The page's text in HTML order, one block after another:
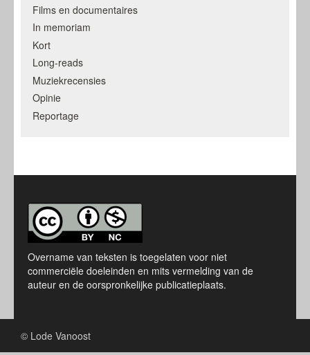
Films en documentaires
In memoriam
Kort
Long-reads
Muziekrecensies
Opinie
Reportage
Overname van teksten is toegelaten voor niet
commerciële doeleinden en mits vermelding van de
auteur en de oorspronkelijke publicatieplaats.
© Lode Vanoost